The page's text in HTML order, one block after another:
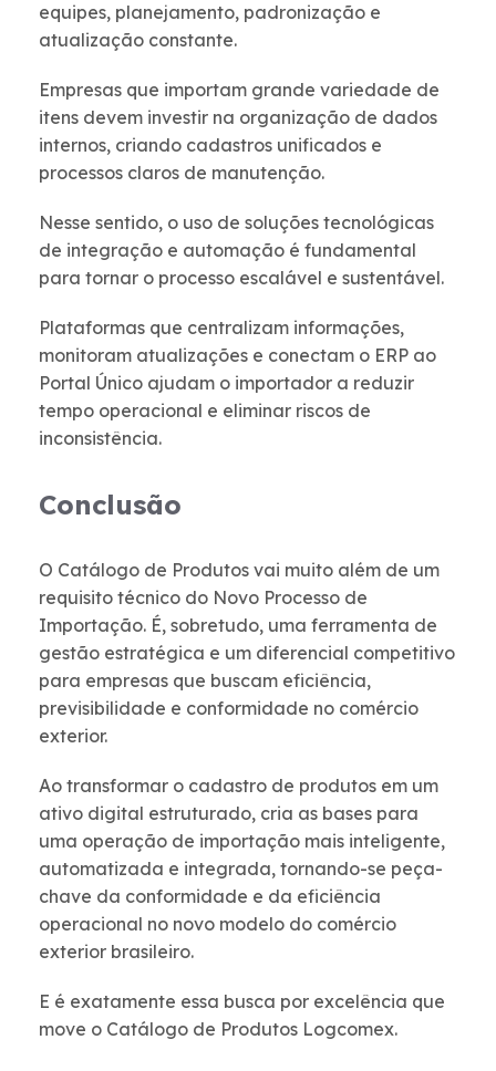
equipes, planejamento, padronização e
atualização constante.
Empresas que importam grande variedade de
itens devem investir na organização de dados
internos, criando cadastros unificados e
processos claros de manutenção.
Nesse sentido, o uso de soluções tecnológicas
de integração e automação é fundamental
para tornar o processo escalável e sustentável.
Plataformas que centralizam informações,
monitoram atualizações e conectam o ERP ao
Portal Único ajudam o importador a reduzir
tempo operacional e eliminar riscos de
inconsistência.
Conclusão
O Catálogo de Produtos vai muito além de um
requisito técnico do Novo Processo de
Importação. É, sobretudo, uma ferramenta de
gestão estratégica e um diferencial competitivo
para empresas que buscam eficiência,
previsibilidade e conformidade no comércio
exterior.
Ao transformar o cadastro de produtos em um
ativo digital estruturado, cria as bases para
uma operação de importação mais inteligente,
automatizada e integrada, tornando-se peça-
chave da conformidade e da eficiência
operacional no novo modelo do comércio
exterior brasileiro.
E é exatamente essa busca por excelência que
move o Catálogo de Produtos Logcomex.